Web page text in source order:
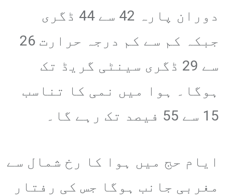
دوران پارہ 42 سے 44 ڈگری
جبکہ کم سے کم درجہ حرارت 26
سے 29 ڈگری سینٹی گریڈ تک
ہوگا۔ ہوا میں نمی کا تناسب
15 سے 55 فیصد تک رہے گا۔
ایام حج میں ہوا کا رخ شمال سے
مغربی جانب ہوگا جس کی رفتار